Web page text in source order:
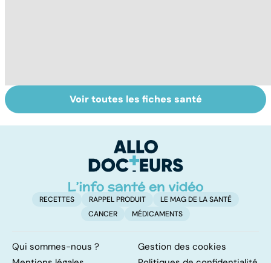
Sexualité,
infertilité et
Le sperme : son
odeur, sa couleur,
Voir toutes les fiches santé
RECETTES RAPPEL PRODUIT
LE MAG DE LA SANTÉ
CANCER
MÉDICAMENTS
Qui sommes-nous ?
Gestion des cookies